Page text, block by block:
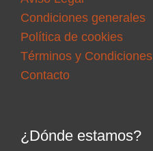
Condiciones generales
Política de cookies
Términos y Condiciones
Contacto
¿Dónde estamos?